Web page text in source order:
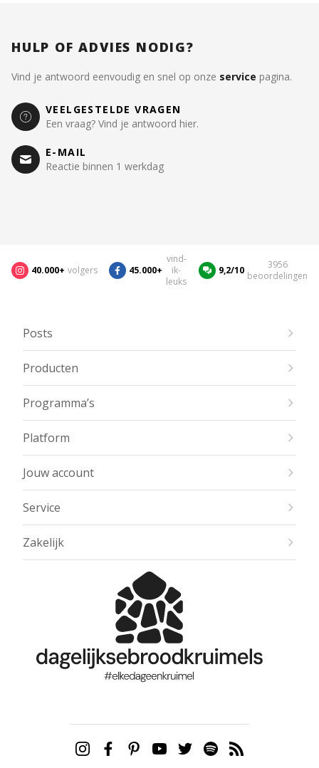
HULP OF ADVIES NODIG?
Vind je antwoord eenvoudig en snel op onze service pagina.
VEELGESTELDE VRAGEN
Een vraag? Vind je antwoord hier.
E-MAIL
Reactie binnen 1 werkdag
40.000+ volgers 45.000+
vind-
ik-
leuks
9,2/10
3956
beoordelingen
Posts
Producten
Programma’s
Platform
Jouw account
Service
Zakelijk